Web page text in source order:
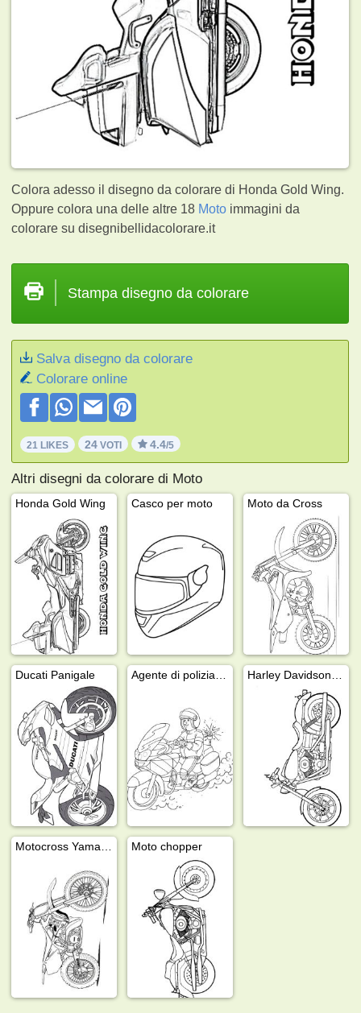
Colora adesso il disegno da colorare di Honda Gold Wing.
Oppure colora una delle altre 18 Moto immagini da
colorare su disegnibellidacolorare.it
Stampa disegno da colorare
Salva disegno da colorare
Colorare online
21 LIKES 24 VOTI 4.4/5
Altri disegni da colorare di Moto
Honda Gold Wing Casco per moto Moto da Cross
Ducati Panigale
Moto chopper